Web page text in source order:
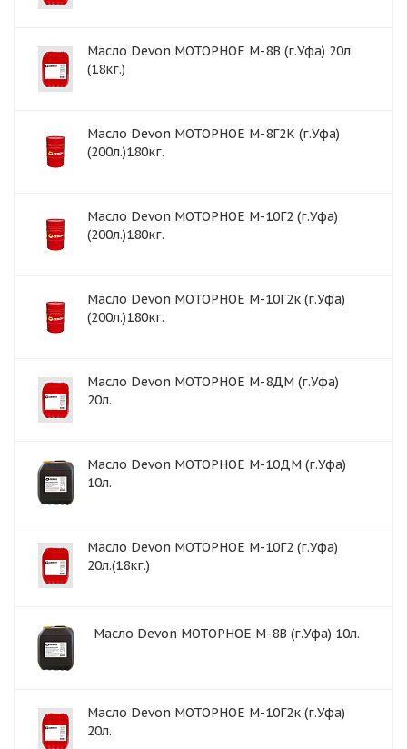
Масло Devon МОТОРНОЕ М-8В (г.Уфа) 20л.
(18кг.)
Масло Devon МОТОРНОЕ М-8Г2К (г.Уфа)
(200л.)180кг.
Масло Devon МОТОРНОЕ М-10Г2 (г.Уфа)
(200л.)180кг.
Масло Devon МОТОРНОЕ М-10Г2к (г.Уфа)
(200л.)180кг.
Масло Devon МОТОРНОЕ М-8ДМ (г.Уфа)
20л.
Масло Devon МОТОРНОЕ М-10ДМ (г.Уфа)
10л.
Масло Devon МОТОРНОЕ М-10Г2 (г.Уфа)
20л.(18кг.)
Масло Devon МОТОРНОЕ М-8В (г.Уфа) 10л.
Масло Devon МОТОРНОЕ М-10Г2к (г.Уфа)
20л.